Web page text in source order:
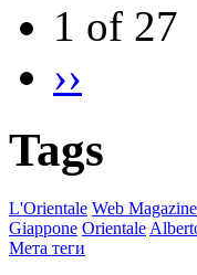
1 of 27
››
Tags
L'Orientale Web Magazine
Giappone Orientale
Мета теги